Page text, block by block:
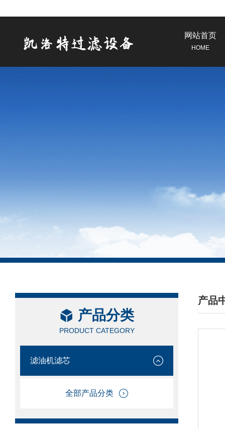
网站首页
HOME
产品分类
PRODUCT CATEGORY
滤油机滤芯
全部产品分类
产品
/